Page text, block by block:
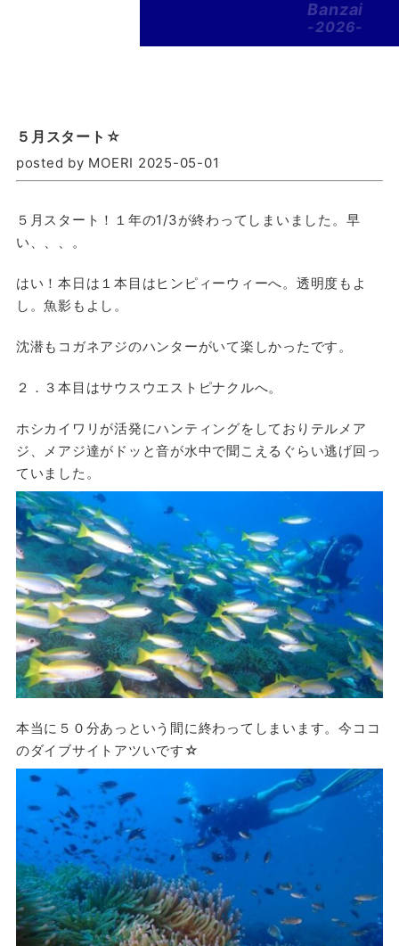
Banzai
-2026-
５月スタート☆
posted by MOERI 2025-05-01
５月スタート！１年の1/3が終わってしまいました。早
い、、、。
はい！本日は１本目はヒンピィーウィーへ。透明度もよ
し。魚影もよし。
沈潜もコガネアジのハンターがいて楽しかったです。
２．３本目はサウスウエストピナクルへ。
ホシカイワリが活発にハンティングをしておりテルメア
ジ、メアジ達がドッと音が水中で聞こえるぐらい逃げ回っ
ていました。
本当に５０分あっという間に終わってしまいます。今ココ
のダイブサイトアツいです☆